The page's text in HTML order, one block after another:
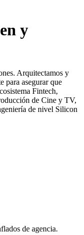
y
Arquitectamos y
para asegurar que
Fintech,
de Cine y TV,
de nivel Silicon
de agencia.